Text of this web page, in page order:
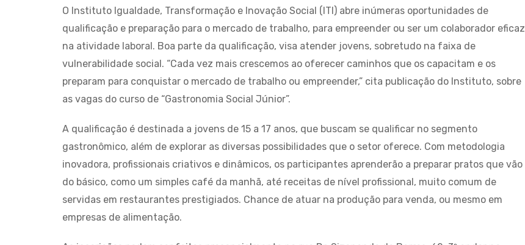
O Instituto Igualdade, Transformação e Inovação Social (ITI) abre inúmeras oportunidades de
qualificação e preparação para o mercado de trabalho, para empreender ou ser um colaborador eficaz
na atividade laboral. Boa parte da qualificação, visa atender jovens, sobretudo na faixa de
vulnerabilidade social. “Cada vez mais crescemos ao oferecer caminhos que os capacitam e os
preparam para conquistar o mercado de trabalho ou empreender,” cita publicação do Instituto, sobre
as vagas do curso de “Gastronomia Social Júnior”.
A qualificação é destinada a jovens de 15 a 17 anos, que buscam se qualificar no segmento
gastronômico, além de explorar as diversas possibilidades que o setor oferece. Com metodologia
inovadora, profissionais criativos e dinâmicos, os participantes aprenderão a preparar pratos que vão
do básico, como um simples café da manhã, até receitas de nível profissional, muito comum de
servidas em restaurantes prestigiados. Chance de atuar na produção para venda, ou mesmo em
empresas de alimentação.